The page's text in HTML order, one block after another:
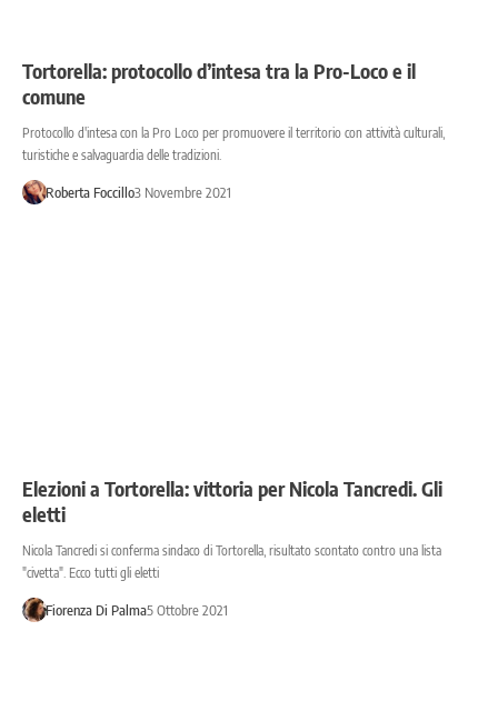
Tortorella: protocollo d’intesa tra la Pro-Loco e il
comune
Protocollo d'intesa con la Pro Loco per promuovere il territorio con attività culturali,
turistiche e salvaguardia delle tradizioni.
Roberta Foccillo3 Novembre 2021
Elezioni a Tortorella: vittoria per Nicola Tancredi. Gli
eletti
Nicola Tancredi si conferma sindaco di Tortorella, risultato scontato contro una lista
"civetta". Ecco tutti gli eletti
Fiorenza Di Palma5 Ottobre 2021